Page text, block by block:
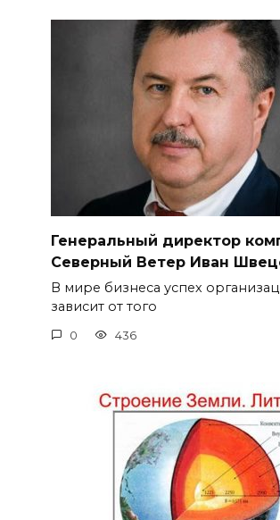
Генеральный директор
Северный Ветер Иван
В мире бизнеса успех
зависит от того
0 436